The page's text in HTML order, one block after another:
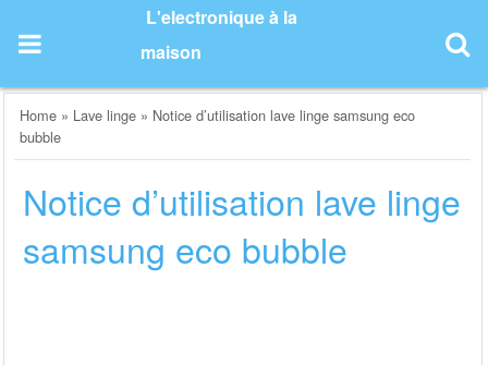
content
L'electronique à la
maison
Home » Lave linge » Notice d’utilisation lave linge samsung eco
bubble
Notice d’utilisation lave linge
samsung eco bubble